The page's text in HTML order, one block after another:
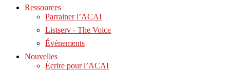
Ressources
Parrainer l’ACAI
Listserv - The Voice
Événements
Nouvelles
Écrire pour l’ACAI